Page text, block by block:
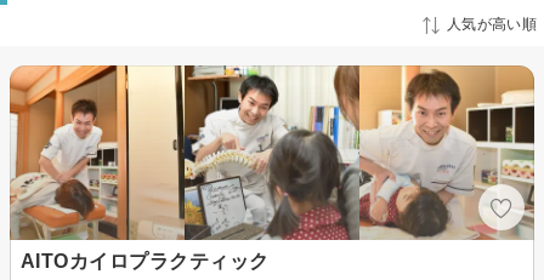
人気が高い順
AITOカイロプラクティック